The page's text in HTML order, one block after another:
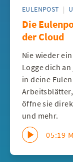
EULENPOST |
Die
der Cloud
Nie wieder
Logge dich
in deine
öffne sie
und mehr.
05:19